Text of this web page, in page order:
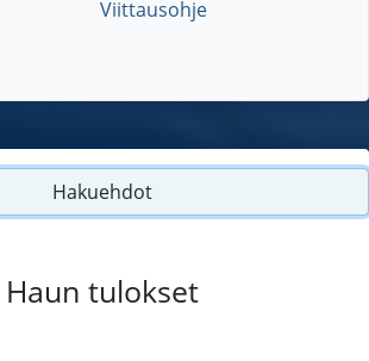
Viittausohje
Hakuehdot
Haun tulokset